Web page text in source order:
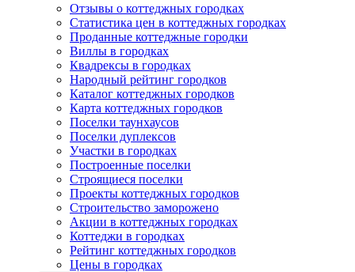
Отзывы о коттеджных городках
Статистика цен в коттеджных городках
Проданные коттеджные городки
Виллы в городках
Квадрексы в городках
Народный рейтинг городков
Каталог коттеджных городков
Карта коттеджных городков
Поселки таунхаусов
Поселки дуплексов
Участки в городках
Построенные поселки
Строящиеся поселки
Проекты коттеджных городков
Строительство заморожено
Акции в коттеджных городках
Коттеджи в городках
Рейтинг коттеджных городков
Цены в городках